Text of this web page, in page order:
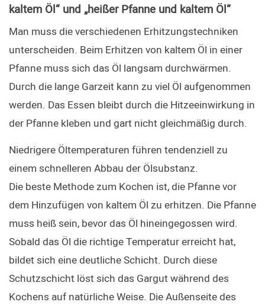
kaltem Öl“ und „heißer Pfanne und kaltem Öl“
Man muss die verschiedenen Erhitzungstechniken
unterscheiden. Beim Erhitzen von kaltem Öl in einer
Pfanne muss sich das Öl langsam durchwärmen.
Durch die lange Garzeit kann zu viel Öl aufgenommen
werden. Das Essen bleibt durch die Hitzeeinwirkung in
der Pfanne kleben und gart nicht gleichmäßig durch.
Niedrigere Öltemperaturen führen tendenziell zu
einem schnelleren Abbau der Ölsubstanz.
Die beste Methode zum Kochen ist, die Pfanne vor
dem Hinzufügen von kaltem Öl zu erhitzen. Die Pfanne
muss heiß sein, bevor das Öl hineingegossen wird.
Sobald das Öl die richtige Temperatur erreicht hat,
bildet sich eine deutliche Schicht. Durch diese
Schutzschicht löst sich das Gargut während des
Kochens auf natürliche Weise. Die Außenseite des